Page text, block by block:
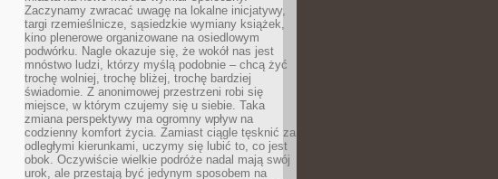
Zaczynamy zwracać uwagę na lokalne inicjatywy,
targi rzemieślnicze, sąsiedzkie wymiany książek,
kino plenerowe organizowane na osiedlowym
podwórku. Nagle okazuje się, że wokół nas jest
mnóstwo ludzi, którzy myślą podobnie – chcą żyć
trochę wolniej, trochę bliżej, trochę bardziej
świadomie. Z anonimowej przestrzeni robi się
miejsce, w którym czujemy się u siebie. Taka
zmiana perspektywy ma ogromny wpływ na
codzienny komfort życia. Zamiast ciągle tęsknić za
odległymi kierunkami, uczymy się lubić to, co jest
obok. Oczywiście wielkie podróże nadal mają swój
urok, ale przestają być jedynym sposobem na